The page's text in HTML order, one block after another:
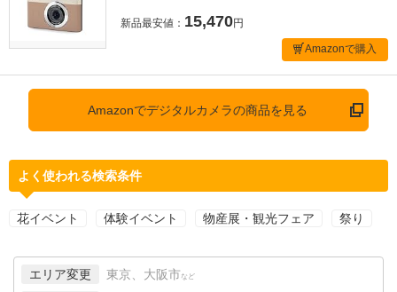
新品最安値： 15,470円
Amazonで購入
Amazonでデジタルカメラの商品を見る
よく使われる検索条件
花イベント 体験イベント 物産展・観光フェア 祭り
エリア変更 東京、大阪市 など